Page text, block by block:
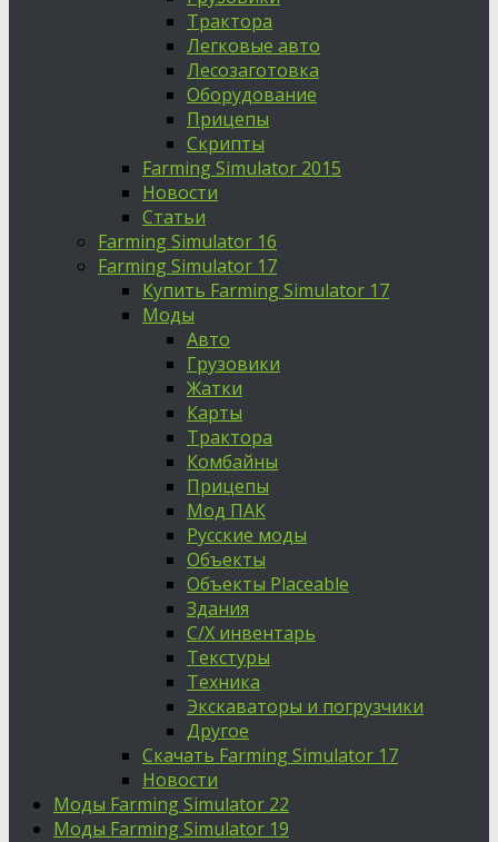
Трактора
Легковые авто
Лесозаготовка
Оборудование
Прицепы
Скрипты
Farming Simulator 2015
Новости
Статьи
Farming Simulator 16
Farming Simulator 17
Купить Farming Simulator 17
Моды
Авто
Грузовики
Жатки
Карты
Трактора
Комбайны
Прицепы
Мод ПАК
Русские моды
Объекты
Объекты Placeable
Здания
С/Х инвентарь
Текстуры
Техника
Экскаваторы и погрузчики
Другое
Скачать Farming Simulator 17
Новости
Моды Farming Simulator 22
Моды Farming Simulator 19